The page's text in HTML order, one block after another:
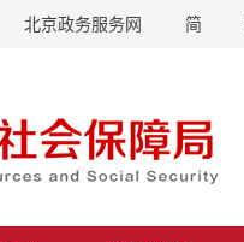
北京政务服务网 简